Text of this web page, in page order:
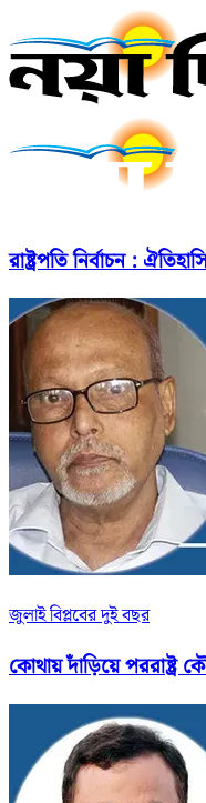
রাষ্ট্রপতি নির্বাচন :
জুলাই বিপ্লবের দুই বছর
কোথায় দাঁড়িয়ে পররাষ্ট্র